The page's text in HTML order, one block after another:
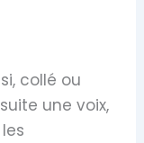
collé ou
une voix,